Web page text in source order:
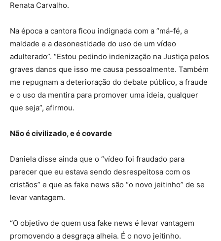
Renata Carvalho.
Na época a cantora ficou indignada com a “má-fé, a
maldade e a desonestidade do uso de um vídeo
adulterado”. “Estou pedindo indenização na Justiça pelos
graves danos que isso me causa pessoalmente. Também
me repugnam a deterioração do debate público, a fraude
e o uso da mentira para promover uma ideia, qualquer
que seja”, afirmou.
Não é civilizado, e é covarde
Daniela disse ainda que o “vídeo foi fraudado para
parecer que eu estava sendo desrespeitosa com os
cristãos” e que as fake news são “o novo jeitinho” de se
levar vantagem.
“O objetivo de quem usa fake news é levar vantagem
promovendo a desgraça alheia. É o novo jeitinho.